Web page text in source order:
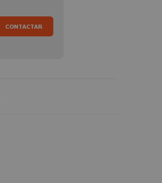
CONTACTAR